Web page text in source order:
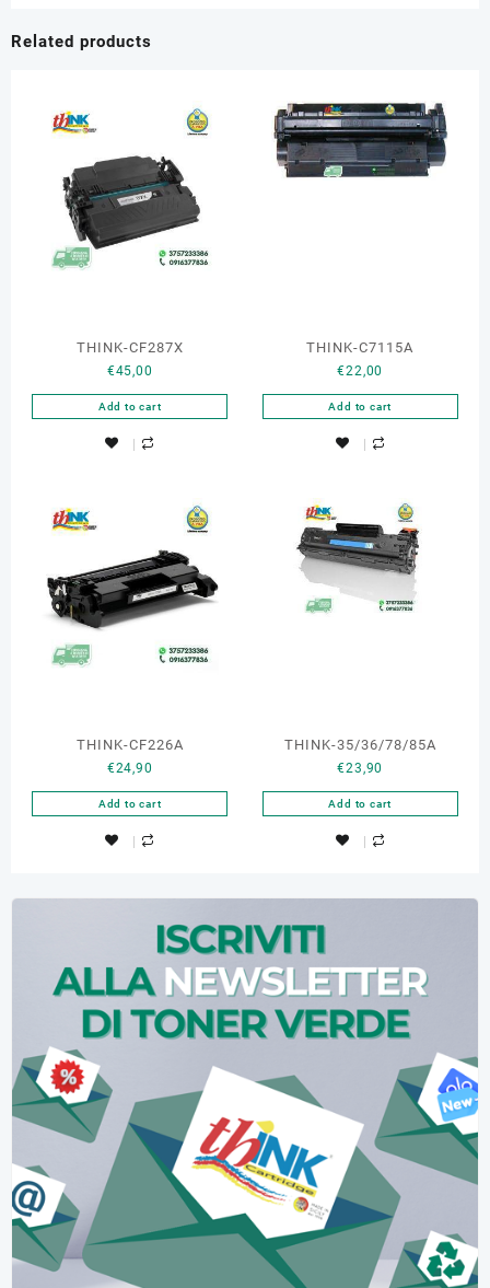
Related products
THINK-CF287X
€45,00
Add to cart
THINK-C7115A
€22,00
Add to cart
THINK-CF226A
€24,90
Add to cart
THINK-35/36/78/85A
€23,90
Add to cart